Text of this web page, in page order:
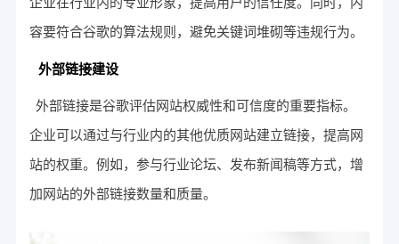
容要符合谷歌的算法规则，避免关键词堆砌等违规行为。
外部链接建设
外部链接是谷歌评估网站权威性和可信度的重要指标。
企业可以通过与行业内的其他优质网站建立链接，提高网
站的权重。例如，参与行业论坛、发布新闻稿等方式，增
加网站的外部链接数量和质量。